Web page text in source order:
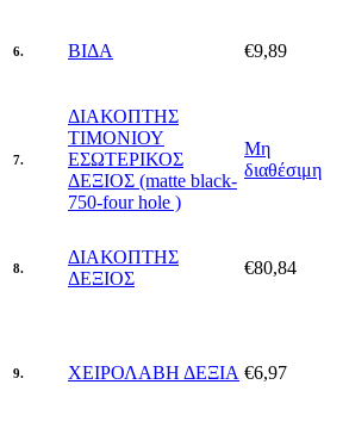
6. ΒΙΔΑ €9,89
7.
ΔΙΑΚΟΠΤΗΣ
ΤΙΜΟΝΙΟΥ
ΕΣΩΤΕΡΙΚΟΣ
ΔΕΞΙΟΣ (matte black-
750-four hole )
Μη
διαθέσιμη
8.
ΔΙΑΚΟΠΤΗΣ
ΔΕΞΙΟΣ
€80,84
9. ΧΕΙΡΟΛΑΒΗ ΔΕΞΙΑ €6,97